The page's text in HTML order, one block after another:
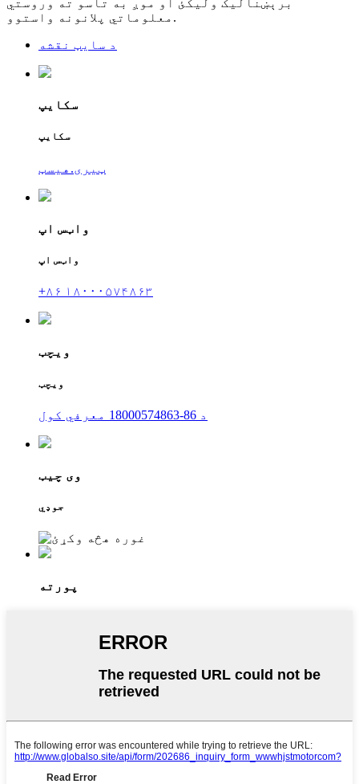
برېښنالیک ولیکئ او موږ به تاسو ته وروستي
معلوماتي پلانونه واستوو.
د سایټ نقشه
سکایپ
سکایپ
ټیری.هیسټ
واټس اپ
واټس اپ
+۸۶ ۱۸۰۰۰۵۷۴۸۶۳
ویچټ
ویچټ
د 86-18000574863 معرفي کول
وی چیټ
جوډي
پورته